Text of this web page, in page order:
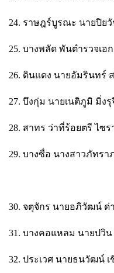
24. ราษฎร์บูรณะ นายปิยวั
25. บางพลัด พันตำรวจเ
26. ดินแดง นายอัมรินทร์
27. บึงกุ่ม นายเนติภูมิ มิ่งรุ
28. สาทร ว่าที่ร้อยตรี ไซ
29. บางซื่อ นางสาวภัทรา
30. จตุจักร นายอภิวัฒน์
31. บางคอแหลม นายปวิ
32. ประเวศ นายธนวัฒน์